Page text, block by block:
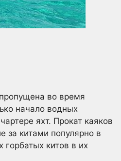
во время
начало водных
яхт. Прокат каяков
за китами популярно в
китов в их